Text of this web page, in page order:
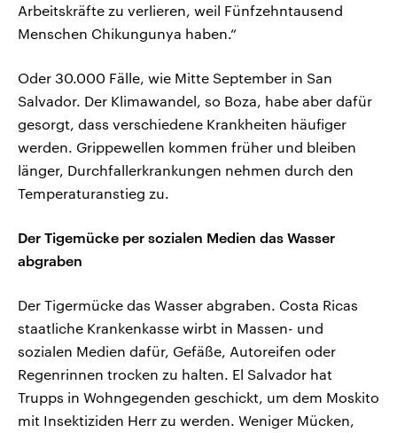
Arbeitskräfte zu verlieren, weil Fünfzehntausend
Menschen Chikungunya haben.“
Oder 30.000 Fälle, wie Mitte September in San
Salvador. Der Klimawandel, so Boza, habe aber dafür
gesorgt, dass verschiedene Krankheiten häufiger
werden. Grippewellen kommen früher und bleiben
länger, Durchfallerkrankungen nehmen durch den
Temperaturanstieg zu.
Der Tigemücke per sozialen Medien das Wasser
abgraben
Der Tigermücke das Wasser abgraben. Costa Ricas
staatliche Krankenkasse wirbt in Massen- und
sozialen Medien dafür, Gefäße, Autoreifen oder
Regenrinnen trocken zu halten. El Salvador hat
Trupps in Wohngegenden geschickt, um dem Moskito
mit Insektiziden Herr zu werden. Weniger Mücken,